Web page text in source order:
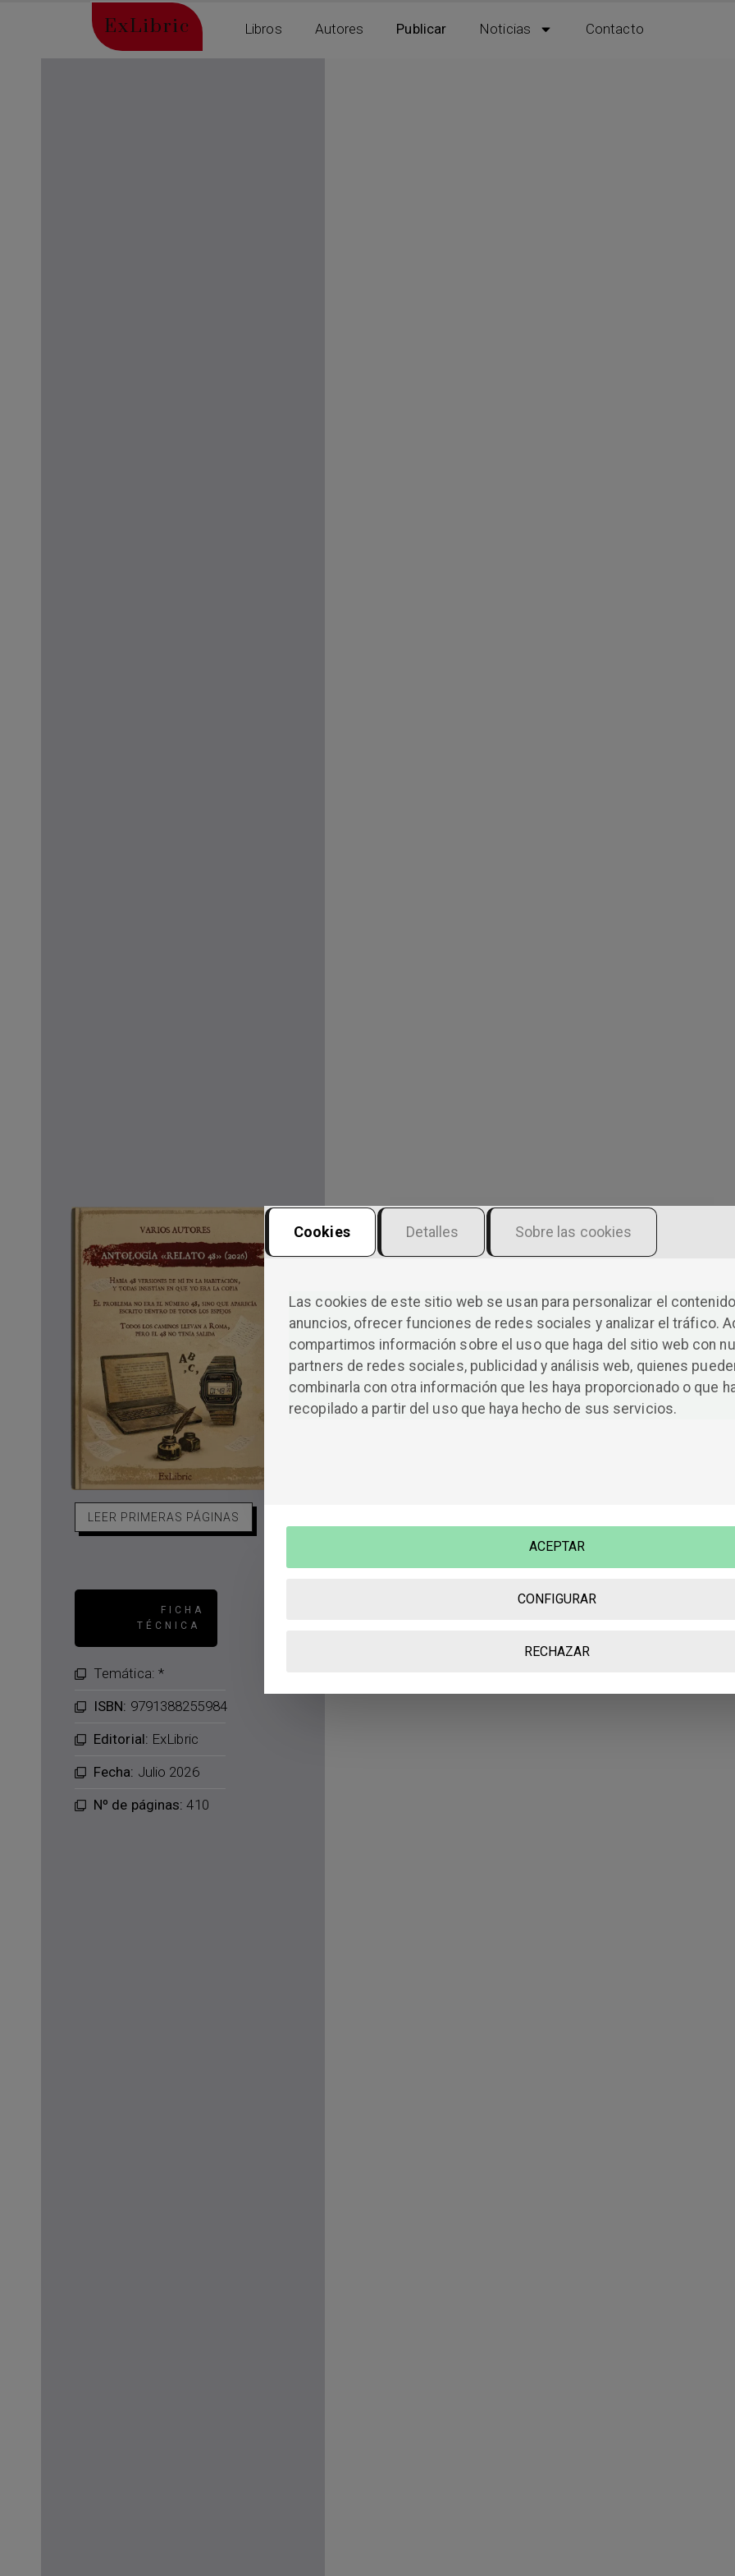
ExLibric Libros Autores Publicar Noticias Contacto
LEER PRIMERAS PÁGINAS
FICHA
TÉCNICA
Temática: *
ISBN: 9791388255984
Editorial: ExLibric
Fecha: Julio 2026
Nº de páginas:410
Antología «Relato
(2026)
forman parte de la antología de la sexta edición de
concurso literario Relato 48?
Cookies
Las cookies de este sitio web se usan para personalizar el
anuncios, ofrecer funciones de redes sociales y analizar el tráfico.
compartimos información sobre el uso que haga del sitio web con
partners de redes sociales, publicidad y análisis web, quienes
combinarla con otra información que les haya proporcionado o que
recopilado a partir del uso que haya hecho de sus servicios.
Detalles Sobre las cookies
RECHAZAR
CONFIGURAR
ACEPTAR